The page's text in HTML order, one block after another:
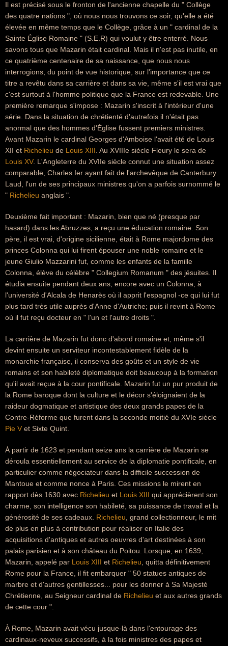
Il est précisé sous le fronton de l'ancienne chapelle du " Collège
des quatre nations ", où nous nous trouvons ce soir, qu'elle a été
élevée en même temps que le Collège, grâce à un " cardinal de la
Sainte Église Romaine " (S.E.R) qui voulut y être enterré. Nous
savons tous que Mazarin était cardinal. Mais il n'est pas inutile, en
ce quatrième centenaire de sa naissance, que nous nous
interrogions, du point de vue historique, sur l'importance que ce
titre a revêtu dans sa carrière et dans sa vie, même s'il est vrai que
c'est surtout à l'homme politique que la France est redevable. Une
première remarque s'impose : Mazarin s'inscrit à l'intérieur d'une
série. Dans la situation de chrétienté d'autrefois il n'était pas
anormal que des hommes d'Église fussent premiers ministres.
Avant Mazarin le cardinal Georges d'Amboise l'avait été de Louis
XII et Richelieu de Louis XIII . Au XVIIIe siècle Fleury le sera de
Louis XV. L'Angleterre du XVIIe siècle connut une situation assez
comparable, Charles Ier ayant fait de l'archevêque de Canterbury
Laud, l'un de ses principaux ministres qu'on a parfois surnommé le
" Richelieu anglais ".
Deuxième fait important : Mazarin, bien que né (presque par
hasard) dans les Abruzzes, a reçu une éducation romaine. Son
père, il est vrai, d'origine sicilienne, était à Rome majordome des
princes Colonna qui lui firent épouser une noble romaine et le
jeune Giulio Mazzarini fut, comme les enfants de la famille
Colonna, élève du célèbre " Collegium Romanum " des jésuites. Il
étudia ensuite pendant deux ans, encore avec un Colonna, à
l'université d'Alcala de Henarès où il apprit l'espagnol -ce qui lui fut
plus tard très utile auprès d'Anne d'Autriche; puis il revint à Rome
où il fut reçu docteur en " l'un et l'autre droits ".
La carrière de Mazarin fut donc d'abord romaine et, même s'il
devint ensuite un serviteur incontestablement fidèle de la
monarchie française, il conserva des goûts et un style de vie
romains et son habileté diplomatique doit beaucoup à la formation
qu'il avait reçue à la cour pontificale. Mazarin fut un pur produit de
la Rome baroque dont la culture et le décor s'éloignaient de la
raideur dogmatique et artistique des deux grands papes de la
Contre-Réforme que furent dans la seconde moitié du XVIe siècle
Pie V et Sixte Quint.
À partir de 1623 et pendant seize ans la carrière de Mazarin se
déroula essentiellement au service de la diplomatie pontificale, en
particulier comme négociateur dans la difficile succession de
Mantoue et comme nonce à Paris. Ces missions le mirent en
rapport dès 1630 avec Richelieu et Louis XIII qui apprécièrent son
charme, son intelligence son habileté, sa puissance de travail et la
générosité de ses cadeaux. Richelieu , grand collectionneur, le mit
de plus en plus à contribution pour réaliser en Italie des
acquisitions d'antiques et autres oeuvres d'art destinées à son
palais parisien et à son château du Poitou. Lorsque, en 1639,
Mazarin, appelé par Louis XIII et Richelieu , quitta définitivement
Rome pour la France, il fit embarquer " 50 statues antiques de
marbre et d'autres gentillesses... pour les donner à Sa Majesté
Chrétienne, au Seigneur cardinal de Richelieu et aux autres grands
de cette cour ".
À Rome, Mazarin avait vécu jusque-là dans l'entourage des
cardinaux-neveux successifs, à la fois ministres des papes et